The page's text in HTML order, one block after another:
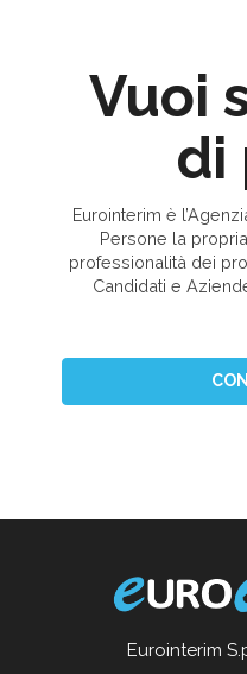
Vuoi
di
Eurointerim è
Persone la
professionalità dei
Candidati e
Eurointerim